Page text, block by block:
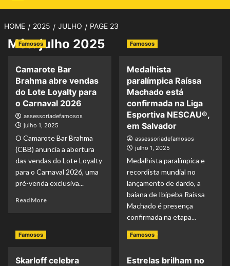
HOME 2025 JULHO PAGE 23
Mês:julho 2025
Famosos
Camarote Bar
Brahma abre vendas
do Lote Loyalty para
o Carnaval 2026
assessoriadefamosos
julho 1, 2025
O Camarote Bar Brahma
(CBB) anuncia a abertura
das vendas do Lote Loyalty
para o Carnaval 2026, uma
pré-venda exclusiva...
Read MoreRead
abre
Famosos
Medalhista
paralímpica Raíssa
Machado está
confirmada na Liga
Esportiva NESCAU®,
em Salvador
assessoriadefamosos
julho 1, 2025
Medalhista paralímpica e
recordista mundial no
lançamento de dardo, a
baiana de Ibipeba Raíssa
Machado é presença
confirmada na etapa...
Read MoreRead
Medalhista
Famosos
Skarloff celebra
Famosos
Estrelas brilham no